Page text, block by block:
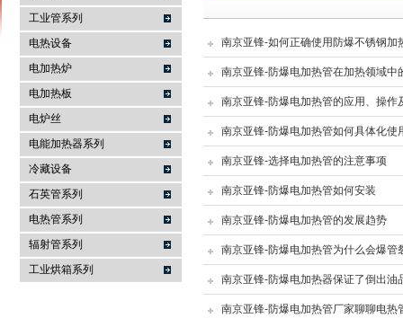
南京亚锋电热科技有限公司
工业管系列
电热设备
电加热炉
电加热板
电炉丝
电能加热器系列
冷藏设备
石英管系列
电热管系列
辐射管系列
工业烘箱系列
南京亚锋-如何正确使用防爆不锈钢加
南京亚锋-防爆电加热管在加热领域中
南京亚锋-防爆电加热管的应用、操作
南京亚锋-防爆电加热管如何具体化使
南京亚锋-选择电加热管的注意事项
南京亚锋-防爆电加热管如何安装
南京亚锋-防爆电加热管的发展趋势
南京亚锋-防爆电加热管为什么会爆管
南京亚锋-防爆电加热器保证了倒出油
南京亚锋-防爆电加热管厂家聊聊电热